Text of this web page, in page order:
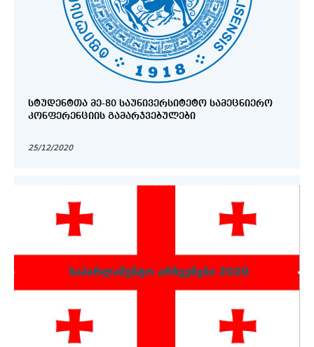
ᲡᲢᲣᲓᲔᲜᲢᲗᲐ ᲛᲔ-80 ᲡᲐᲣᲜᲘᲕᲔᲠᲡᲘᲢᲔᲢᲝ ᲡᲐᲛᲔᲪᲜᲘᲔᲠᲝ
ᲙᲝᲜᲤᲔᲠᲔᲜᲪᲘᲘᲡ ᲒᲐᲛᲐᲠᲯᲕᲔᲑᲣᲚᲔᲑᲘ
25/12/2020